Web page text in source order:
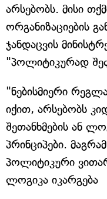
არსებობს. მისი
ორგანიზაციების
ჯანდაცვის
"პოლიტიკურად
"ნებისმიერი
იქით, არსებობს
შეთანხმების ან
პრინციპები.
პოლიტიკური
ლოგიკა იკარგება